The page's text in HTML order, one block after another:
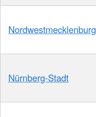
Nordwestmecklenburg
Nürnberg-Stadt